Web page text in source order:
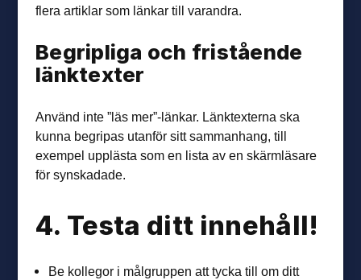
flera artiklar som länkar till varandra.
Begripliga och fristående
länktexter
Använd inte ”läs mer”-länkar. Länktexterna ska
kunna begripas utanför sitt sammanhang, till
exempel upplästa som en lista av en skärmläsare
för synskadade.
4. Testa ditt innehåll!
Be kollegor i målgruppen att tycka till om ditt